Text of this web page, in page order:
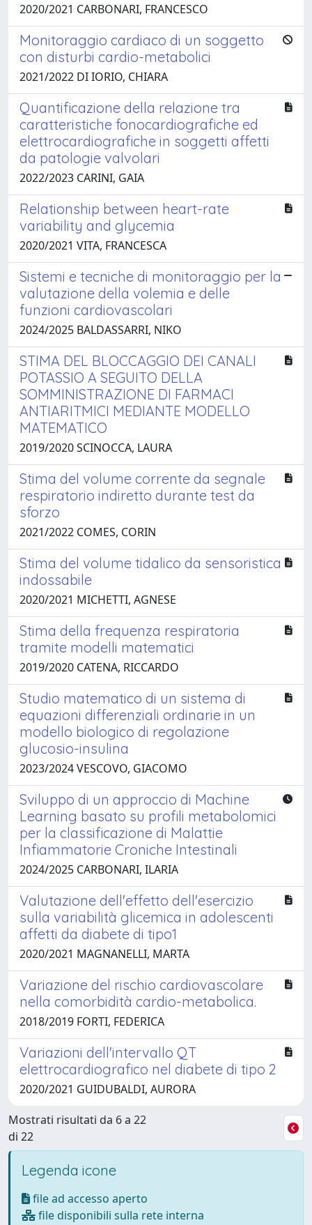
2020/2021 CARBONARI, FRANCESCO
Monitoraggio cardiaco di un soggetto
con disturbi cardio-metabolici
2021/2022 DI IORIO, CHIARA
Quantificazione della relazione tra
caratteristiche fonocardiografiche ed
elettrocardiografiche in soggetti affetti
da patologie valvolari
2022/2023 CARINI, GAIA
Relationship between heart-rate
variability and glycemia
2020/2021 VITA, FRANCESCA
Sistemi e tecniche di monitoraggio per la
valutazione della volemia e delle
funzioni cardiovascolari
2024/2025 BALDASSARRI, NIKO
STIMA DEL BLOCCAGGIO DEI CANALI
POTASSIO A SEGUITO DELLA
SOMMINISTRAZIONE DI FARMACI
ANTIARITMICI MEDIANTE MODELLO
MATEMATICO
2019/2020 SCINOCCA, LAURA
Stima del volume corrente da segnale
respiratorio indiretto durante test da
sforzo
2021/2022 COMES, CORIN
Stima del volume tidalico da sensoristica
indossabile
2020/2021 MICHETTI, AGNESE
Stima della frequenza respiratoria
tramite modelli matematici
2019/2020 CATENA, RICCARDO
Studio matematico di un sistema di
equazioni differenziali ordinarie in un
modello biologico di regolazione
glucosio-insulina
2023/2024 VESCOVO, GIACOMO
Sviluppo di un approccio di Machine
Learning basato su profili metabolomici
per la classificazione di Malattie
Infiammatorie Croniche Intestinali
2024/2025 CARBONARI, ILARIA
Valutazione dell'effetto dell'esercizio
sulla variabilità glicemica in adolescenti
affetti da diabete di tipo1
2020/2021 MAGNANELLI, MARTA
Variazione del rischio cardiovascolare
nella comorbidità cardio-metabolica.
2018/2019 FORTI, FEDERICA
Variazioni dell'intervallo QT
elettrocardiografico nel diabete di tipo 2
2020/2021 GUIDUBALDI, AURORA
Mostrati risultati da 6 a 22
di 22
Legenda icone
file ad accesso aperto
file disponibili sulla rete interna